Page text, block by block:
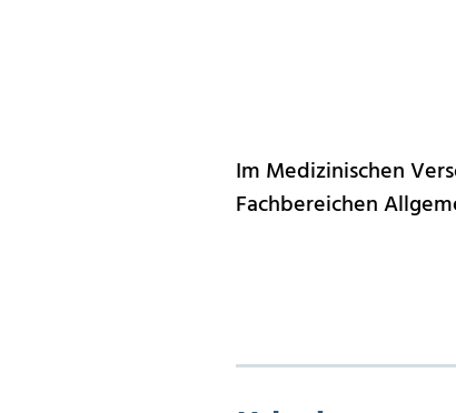
Im Medizinischen
Fachbereichen